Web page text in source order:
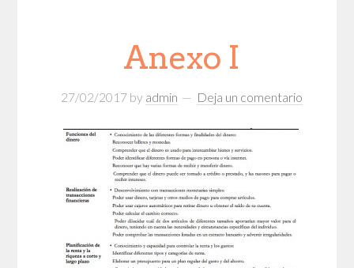
Anexo I
27/02/2017by admin Deja un comentario